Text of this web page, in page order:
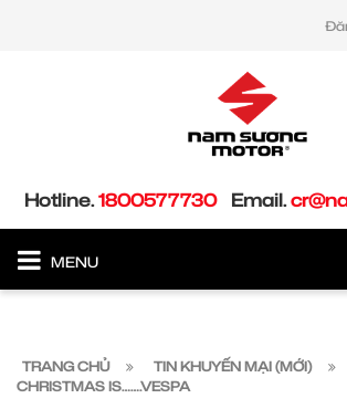
Hotline.1800577730 Email.
MENU
TRANG CHỦ TIN KHUYẾN MẠI (MỚI)
CHRISTMAS IS…….VESPA